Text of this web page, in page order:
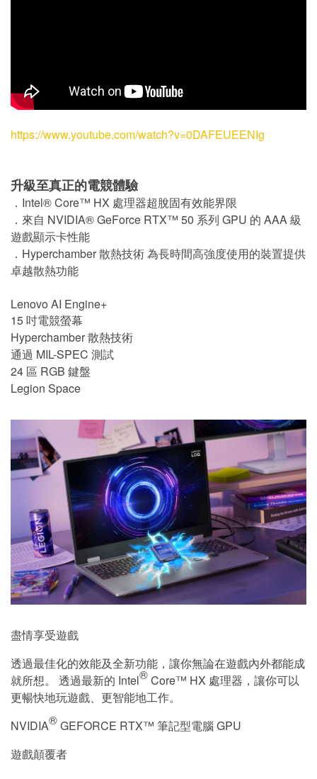
https://www.youtube.com/watch?v=0DAFEUEENIg
升級至真正的電競體驗
．Intel® Core™ HX 處理器超脫固有效能界限
．來自 NVIDIA® GeForce RTX™ 50 系列 GPU 的 AAA 級
遊戲顯示卡性能
．Hyperchamber 散熱技術 為長時間高強度使用的裝置提供
卓越散熱功能
Lenovo AI Engine+
15 吋電競螢幕
Hyperchamber 散熱技術
通過 MIL-SPEC 測試
24 區 RGB 鍵盤
Legion Space
盡情享受遊戲
透過最佳化的效能及全新功能，讓你無論在遊戲內外都能成
就所想。 透過最新的 Intel®Core™ HX 處理器，讓你可以
更暢快地玩遊戲、更智能地工作。
NVIDIA®GEFORCE RTX™ 筆記型電腦 GPU
遊戲顛覆者